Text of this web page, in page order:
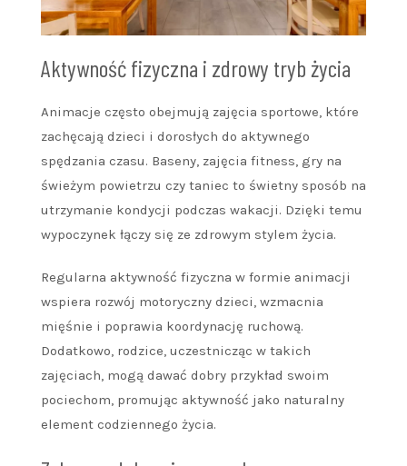
Aktywność fizyczna i zdrowy tryb życia
Animacje często obejmują zajęcia sportowe, które
zachęcają dzieci i dorosłych do aktywnego
spędzania czasu. Baseny, zajęcia fitness, gry na
świeżym powietrzu czy taniec to świetny sposób na
utrzymanie kondycji podczas wakacji. Dzięki temu
wypoczynek łączy się ze zdrowym stylem życia.
Regularna aktywność fizyczna w formie animacji
wspiera rozwój motoryczny dzieci, wzmacnia
mięśnie i poprawia koordynację ruchową.
Dodatkowo, rodzice, uczestnicząc w takich
zajęciach, mogą dawać dobry przykład swoim
pociechom, promując aktywność jako naturalny
element codziennego życia.